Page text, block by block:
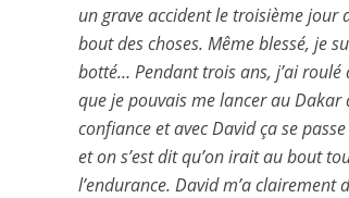
un grave accident le troisième jour
bout des choses. Même blessé, je
botté… Pendant trois ans, j’ai roulé
que je pouvais me lancer au Dakar
confiance et avec David ça se
et on s’est dit qu’on irait au bout
l’endurance. David m’a